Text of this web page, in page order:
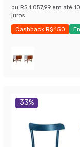
ou R$ 1.057,99 em até 10
juros
Cashback R$ 150
33%